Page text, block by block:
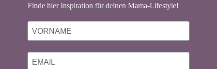
Finde hier Inspiration für deinen Mama-Lifestyle!